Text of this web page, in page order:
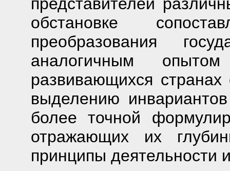
обстановке
преобразования
аналогичным
развивающихся
выделению
более точной
отражающих их
принципы деятельности